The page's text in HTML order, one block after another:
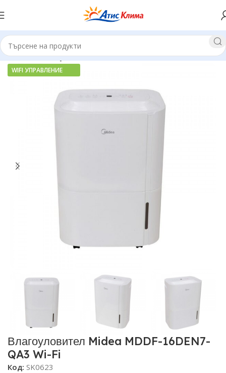
Начало Влагоуловители
WIFI УПРАВЛЕНИЕ
Влагоуловител Midea MDDF-16DEN7-
QA3 Wi-Fi
Код: SK0623